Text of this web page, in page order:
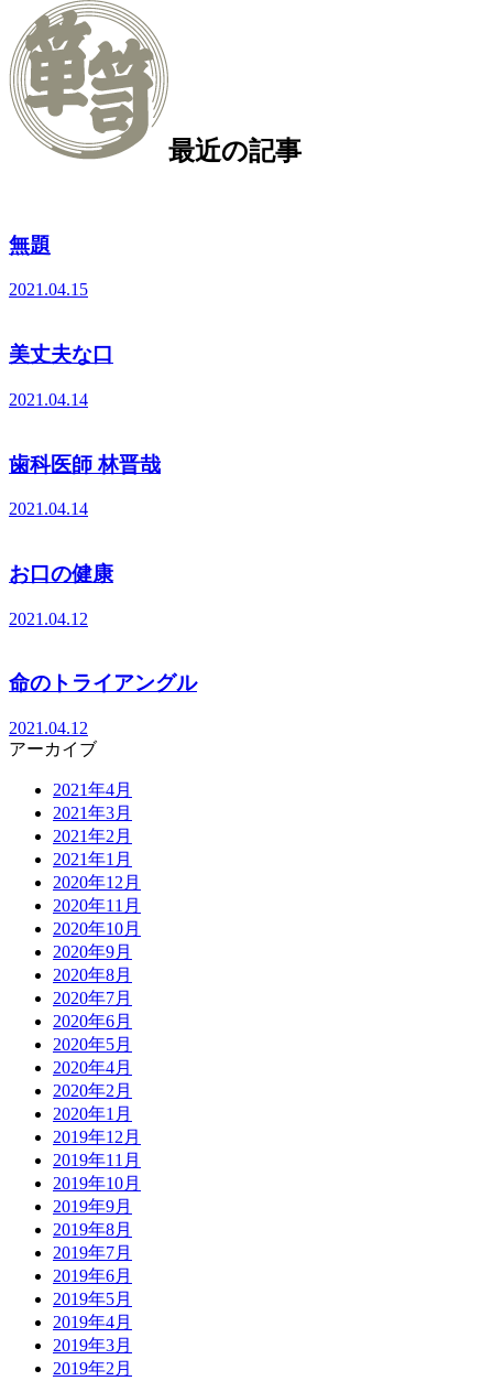
最近の記事
無題
2021.04.15
美丈夫な口
2021.04.14
歯科医師 林晋哉
2021.04.14
お口の健康
2021.04.12
命のトライアングル
2021.04.12
アーカイブ
2021年4月
2021年3月
2021年2月
2021年1月
2020年12月
2020年11月
2020年10月
2020年9月
2020年8月
2020年7月
2020年6月
2020年5月
2020年4月
2020年2月
2020年1月
2019年12月
2019年11月
2019年10月
2019年9月
2019年8月
2019年7月
2019年6月
2019年5月
2019年4月
2019年3月
2019年2月